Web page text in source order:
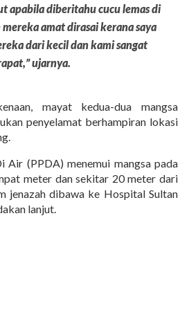
apabila diberitahu cucu lemas di
amat dirasai kerana saya
dari kecil dan kami sangat
ujarnya.
mayat kedua-dua mangsa
penyelamat berhampiran lokasi
Air (PPDA) menemui mangsa pada
meter dan sekitar 20 meter dari
jenazah dibawa ke Hospital Sultan
lanjut.